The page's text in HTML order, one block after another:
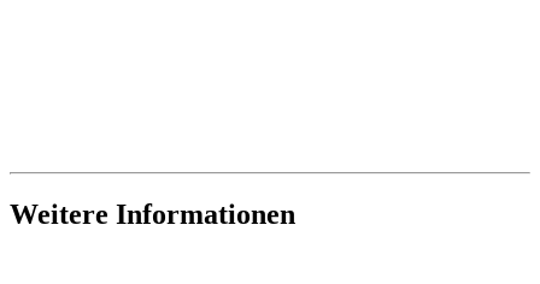
Weitere Informationen